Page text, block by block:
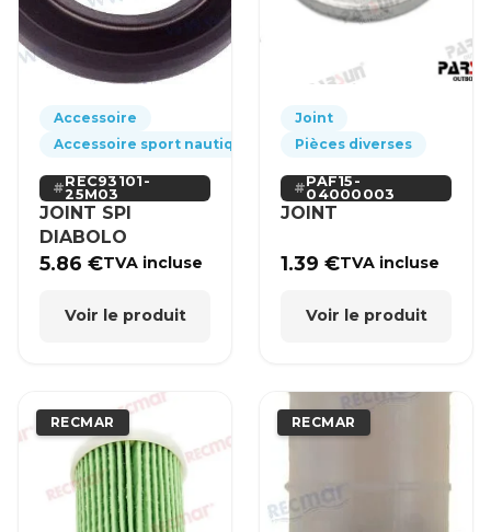
Accessoire
Accessoire sport nautique
REC93101-
25M03
JOINT SPI
DIABOLO
5.86€TVA incluse
Voir le produit
Joint
Pièces diverses
PAF15-
04000003
JOINT
1.39€TVA incluse
Voir le produit
RECMAR RECMAR